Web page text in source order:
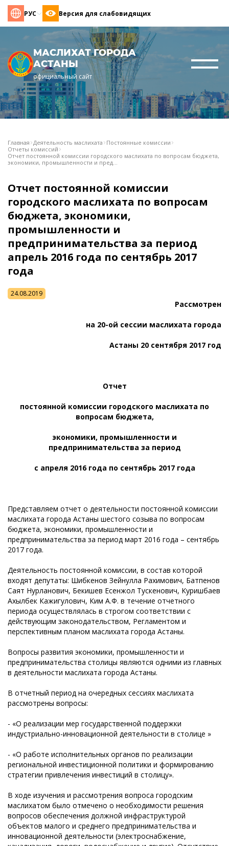
РУС Версия для слабовидящих
МАСЛИХАТ ГОРОДА
АСТАНЫ
официальный сайт
Главная Деятельность маслихата Постоянные комиссии
Отчеты комиссий
Отчет постоянной комиссии городского маслихата по вопросам бюджета,
экономики, промышленности и пред...
Отчет постоянной комиссии
городского маслихата по вопросам
бюджета, экономики,
промышленности и
предпринимательства за период
апрель 2016 года по сентябрь 2017
года
24.08.2019
Рассмотрен
на 20-ой сессии маслихата города
Астаны 20 сентября 2017 год
Отчет
постоянной комиссии городского маслихата по
вопросам бюджета,
экономики, промышленности и
предпринимательства за период
с апреля 2016 года по сентябрь 2017 года
Представляем отчет о деятельности постоянной комиссии
маслихата города Астаны шестого созыва по вопросам
бюджета, экономики, промышленности и
предпринимательства за период март 2016 года – сентябрь
2017 года.
Деятельность постоянной комиссии, в состав которой
входят депутаты: Шибкенов Зейнулла Рахимович, Батпенов
Саят Нурланович, Бекишев Есенжол Тускенович, Куришбаев
Ахылбек Кажигулович, Ким А.Ф. в течение отчетного
периода осуществлялась в строгом соответствии с
действующим законодательством, Регламентом и
перспективным планом маслихата города Астаны.
Вопросы развития экономики, промышленности и
предпринимательства столицы являются одними из главных
в деятельности маслихата города Астаны.
В отчетный период на очередных сессиях маслихата
рассмотрены вопросы:
- «О реализации мер государственной поддержки
индустриально-инновационной деятельности в столице »‍
- «О работе исполнительных органов по реализации
региональной инвестиционной политики и формированию
стратегии привлечения инвестиций в столицу».
В ходе изучения и рассмотрения вопроса городским
маслихатом было отмечено о необходимости решения
вопросов обеспечения должной инфраструктурой
объектов малого и среднего предпринимательства и
инновационной деятельности (электроснабжение,